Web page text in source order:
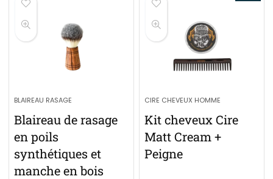
BLAIREAU RASAGE
Blaireau de rasage
en poils
synthétiques et
manche en bois
CIRE CHEVEUX HOMME
Kit cheveux Cire
Matt Cream +
Peigne